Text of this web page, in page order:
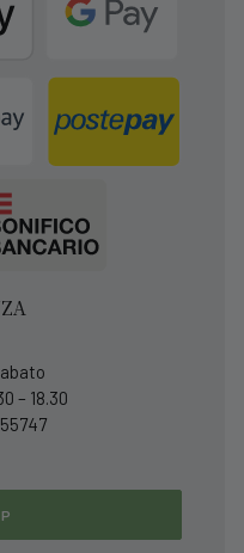
– 18.30